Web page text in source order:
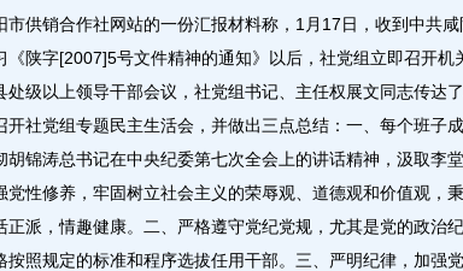
供销合作社网站的一份汇报材料称，1月17日，收到中共咸
《陕字[2007]5号文件精神的通知》以后，社党组立即召开机
处级以上领导干部会议，社党组书记、主任权展文同志传达
开社党组专题民主生活会，并做出三点总结：一、每个班子
胡锦涛总书记在中央纪委第七次全会上的讲话精神，汲取李
党性修养，牢固树立社会主义的荣辱观、道德观和价值观，秉
正派，情趣健康。二、严格遵守党纪党规，尤其是党的政治
按照规定的标准和程序选拔任用干部。三、严明纪律，加强党